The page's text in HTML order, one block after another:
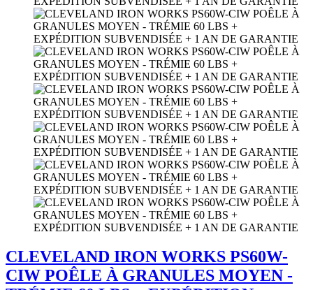
CLEVELAND IRON WORKS PS60W-
CIW POÊLE À GRANULES MOYEN -